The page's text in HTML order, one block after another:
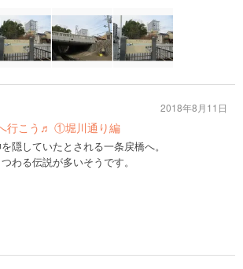
行こう♬ ①堀川通り編
隠していたとされる一条戻橋へ。
わる伝説が多いそうです。
2018年8月11日